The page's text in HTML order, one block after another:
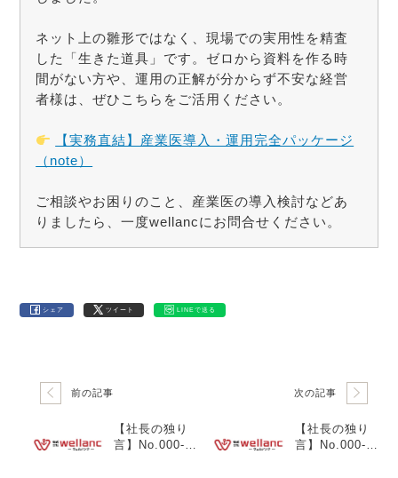
ネット上の雛形ではなく、現場での実用性を精査
した「生きた道具」です。ゼロから資料を作る時
間がない方や、運用の正解が分からず不安な経営
者様は、ぜひこちらをご活用ください。
【実務直結】産業医導入・運用完全パッケージ
（note）
ご相談やお困りのこと、産業医の導入検討などあ
りましたら、一度wellancにお問合せください。
シェア ツイート LINEで送る
前の記事
【社長の独り
言】No.000-5
次の記事
【社長の独り
言】No.000-6